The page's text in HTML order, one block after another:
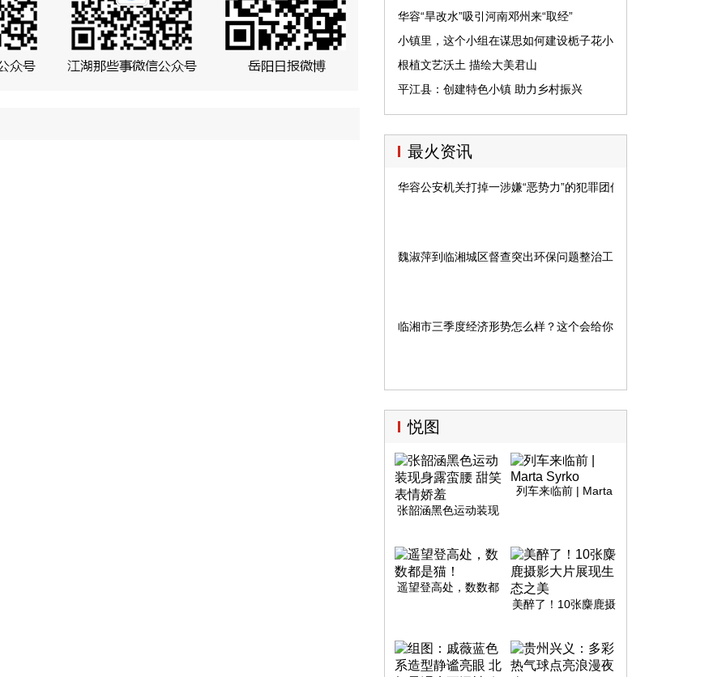
华容“旱改水”吸引河南邓州来“取经”
小镇里，这个小组在谋思如何建设栀子花小
镇
根植文艺沃土 描绘大美君山
平江县：创建特色小镇 助力乡村振兴
最火资讯
华容公安机关打掉一涉嫌“恶势力”的犯罪团伙
魏淑萍到临湘城区督查突出环保问题整治工作
临湘市三季度经济形势怎么样？这个会给你答案...
悦图
张韶涵黑色运动装现
列车来临前 | Marta
遥望登高处，数数都
美醉了！10张麋鹿摄